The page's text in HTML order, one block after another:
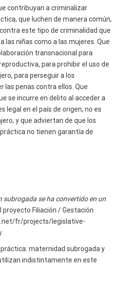
contribuyan a criminalizar
que luchen de manera común,
este tipo de criminalidad que
las niñas como a las mujeres. Que
transnacional para
para prohibir el uso de
para perseguir a los
las penas contra ellos. Que
se incurre en delito al acceder a
legal en el país de origen, no es
y que adviertan de que los
no tienen garantía de
subrogada se ha convertido en un
proyecto Filiación / Gestación
fr/projects/legislative-
maternidad subrogada y
indistintamente en este